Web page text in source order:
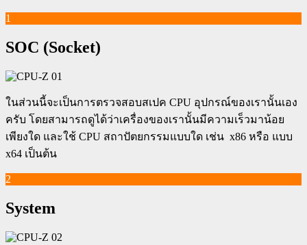
1
SOC (Socket)
ในส่วนนี้จะเป็นการตรวจสอบสเปค CPU อุปกรณ์ของเรานั้นเอง
ครับ โดยสามารถดูได้ว่าเครื่องของเรานั้นมีความเร็วมาน้อย
เพียงใด และใช้ CPU สถาปัตยกรรมแบบใด เช่น x86 หรือ แบบ
x64 เป็นต้น
2
System